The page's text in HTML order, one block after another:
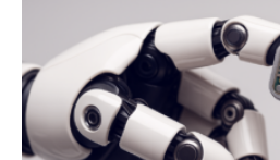
Entwicklung der Sensorik und
HSHL verantwortet die
sowie die KI-gestützte
die Entwicklung eines
Assistenzsystems, das den
kontinuierlich erfasst, pflegende